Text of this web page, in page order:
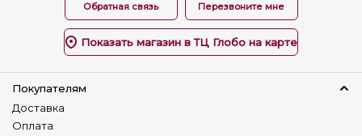
Обратная связь Перезвоните мне
Показать магазин в ТЦ Глобо на карте
Покупателям
Доставка
Оплата